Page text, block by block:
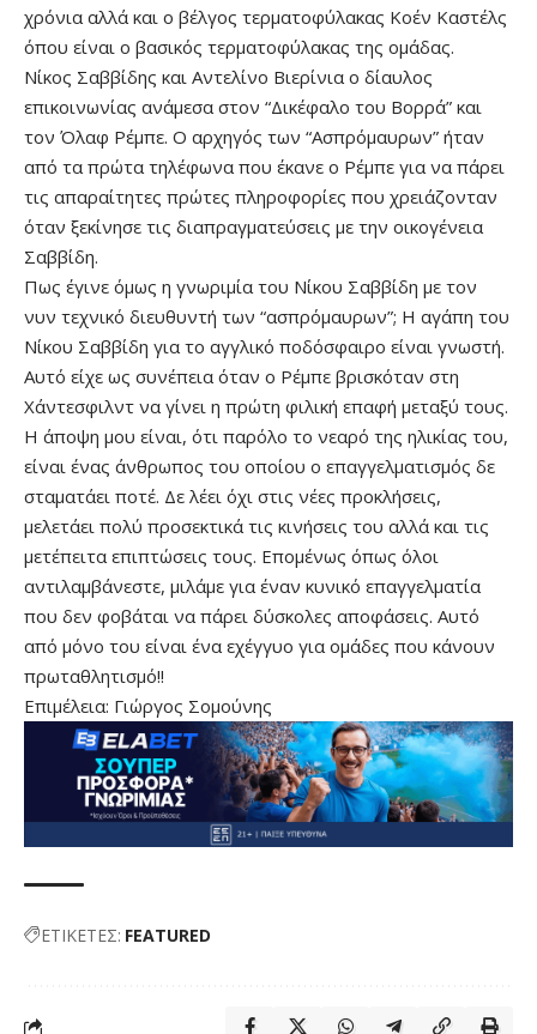
χρόνια αλλά και ο βέλγος τερματοφύλακας Κοέν Καστέλς
όπου είναι ο βασικός τερματοφύλακας της ομάδας.
Νίκος Σαββίδης και Αντελίνο Βιερίνια ο δίαυλος
επικοινωνίας ανάμεσα στον “Δικέφαλο του Βορρά” και
τον Όλαφ Ρέμπε. Ο αρχηγός των “Ασπρόμαυρων” ήταν
από τα πρώτα τηλέφωνα που έκανε ο Ρέμπε για να πάρει
τις απαραίτητες πρώτες πληροφορίες που χρειάζονταν
όταν ξεκίνησε τις διαπραγματεύσεις με την οικογένεια
Σαββίδη.
Πως έγινε όμως η γνωριμία του Νίκου Σαββίδη με τον
νυν τεχνικό διευθυντή των “ασπρόμαυρων”; Η αγάπη του
Νίκου Σαββίδη για το αγγλικό ποδόσφαιρο είναι γνωστή.
Αυτό είχε ως συνέπεια όταν ο Ρέμπε βρισκόταν στη
Χάντεσφιλντ να γίνει η πρώτη φιλική επαφή μεταξύ τους.
Η άποψη μου είναι, ότι παρόλο το νεαρό της ηλικίας του,
είναι ένας άνθρωπος του οποίου ο επαγγελματισμός δε
σταματάει ποτέ. Δε λέει όχι στις νέες προκλήσεις,
μελετάει πολύ προσεκτικά τις κινήσεις του αλλά και τις
μετέπειτα επιπτώσεις τους. Επομένως όπως όλοι
αντιλαμβάνεστε, μιλάμε για έναν κυνικό επαγγελματία
που δεν φοβάται να πάρει δύσκολες αποφάσεις. Αυτό
από μόνο του είναι ένα εχέγγυο για ομάδες που κάνουν
πρωταθλητισμό!!
Επιμέλεια: Γιώργος Σομούνης
ΕΤΙΚΕΤΕΣ: FEATURED